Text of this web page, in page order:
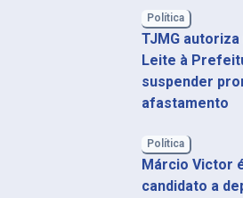
Política
TJMG
Leite à
suspender
afastamento
Política
Márcio Victor
candidato a